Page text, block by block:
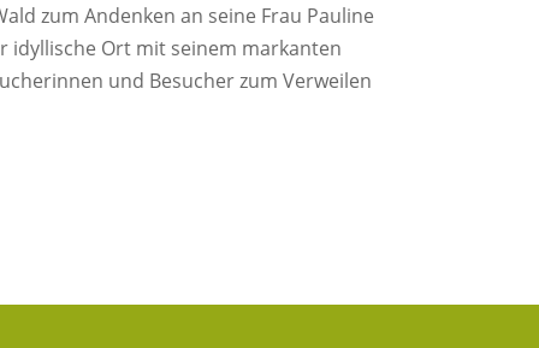
zum Andenken an seine Frau Pauline
idyllische Ort mit seinem markanten
und Besucher zum Verweilen